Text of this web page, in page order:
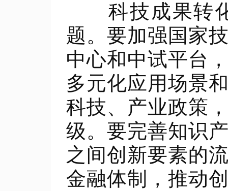
科技成果转化
题。要加强国家
中心和中试平台
多元化应用场景
科技、产业政策
级。要完善知识
之间创新要素的
金融体制，推动